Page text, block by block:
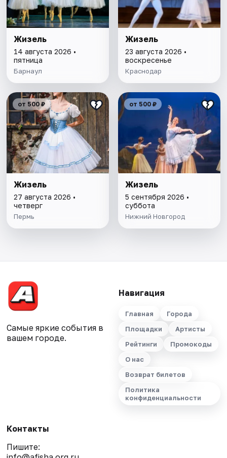
Жизель
14 августа 2026 •
пятница
Барнаул
Жизель
23 августа 2026 •
воскресенье
Краснодар
от 500 ₽
Жизель
27 августа 2026 •
четверг
Пермь
от 500 ₽
Жизель
5 сентября 2026 •
суббота
Нижний Новгород
Самые яркие события в
вашем городе.
Навигация
Главная
Города
Площадки
Артисты
Рейтинги
Промокоды
О нас
Возврат билетов
Политика
конфиденциальности
Контакты
Пишите: